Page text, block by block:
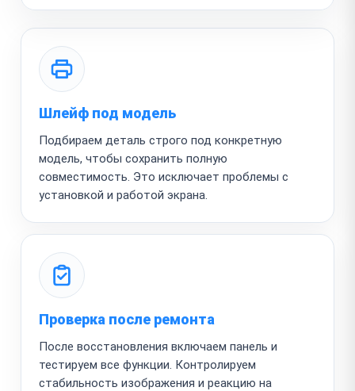
Шлейф под модель
Подбираем деталь строго под конкретную
модель, чтобы сохранить полную
совместимость. Это исключает проблемы с
установкой и работой экрана.
Проверка после ремонта
После восстановления включаем панель и
тестируем все функции. Контролируем
стабильность изображения и реакцию на